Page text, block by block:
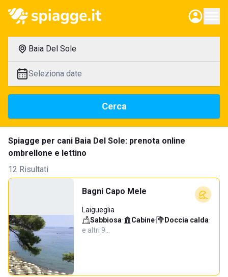
Baia Del Sole
Seleziona date
Cerca
Spiagge per cani Baia Del Sole: prenota online
ombrellone e lettino
12 Risultati
Bagni Capo Mele
Laigueglia
Sabbiosa· Cabine· Doccia calda·
e altri 9…